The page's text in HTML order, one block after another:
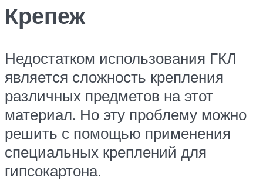
Крепеж
Недостатком использования ГКЛ
является сложность крепления
различных предметов на этот
материал. Но эту проблему можно
решить с помощью применения
специальных креплений для
гипсокартона.